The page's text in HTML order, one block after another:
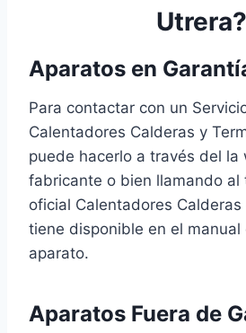
Utrera?
Aparatos en
Para contactar con un
Calentadores Calderas y
puede hacerlo a través del la
fabricante o bien llamando al
oficial Calentadores Calderas
tiene disponible en el manual
aparato.
Aparatos Fuera de